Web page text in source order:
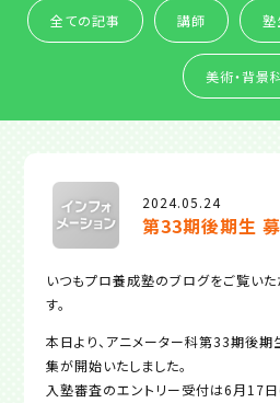
全ての記事 講師 塾
美術・背景
2024.05.24
第33期後期生
いつもプロ養成塾のブログをご覧いた
す。
本日より、アニメーター科第33期後
集が開始いたしました。
入塾審査のエントリー受付は6月17